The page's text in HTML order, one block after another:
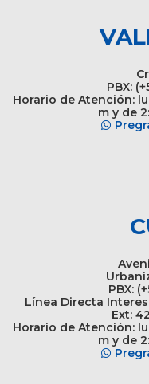
PBX:
Horario de Atención:
m y de
PBX:
Línea Directa
Ext:
Horario de Atención:
m y de